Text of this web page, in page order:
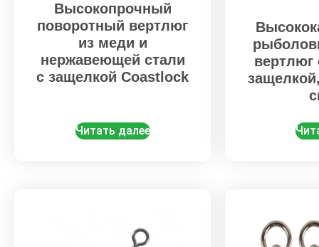
Высокопрочный
поворотный вертлюг
из меди и
нержавеющей стали
с защелкой Coastlock
Читать далее
вертлюг